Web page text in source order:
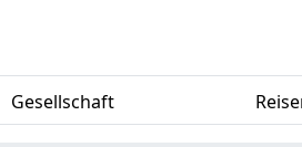
Gesellschaft